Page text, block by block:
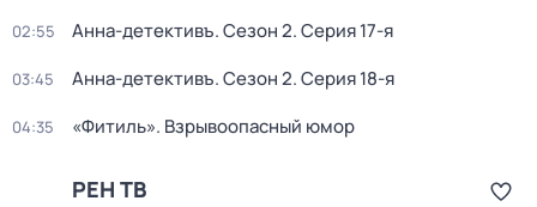
02:55 Анна-детективъ. Сезон 2. Серия 17-я
03:45 Анна-детективъ. Сезон 2. Серия 18-я
04:35 «Фитиль». Взрывоопасный юмор
РЕН ТВ